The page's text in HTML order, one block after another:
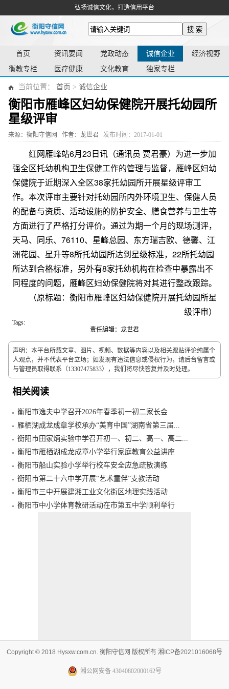
弘扬诚信文化，打造信用平台
搜 索
首页 资讯要闻 党政动态 诚信企业 经济视野
衡教专栏 医疗健康 文化教育 独家专栏
当前位置： 首页 > 诚信企业
衡阳市雁峰区妇幼保健院开展托幼园所
星级评审
来源：衡阳守信网 作者：龙世君 发布时间：2017-01-01
红网雁峰站6月23日讯（通讯员 贾君豪）为进一步加
强全区托幼机构卫生保健工作的管理与监督，雁峰区妇幼
保健院于近期深入全区38家托幼园所开展星级评审工
作。本次评审主要针对托幼园所内外环境卫生、保健人员
的配备与资质、活动设施的防护安全、膳食营养与卫生等
方面进行了严格打分评价。通过为期一个月的现场测评，
天马、同乐、76110、星峰总园、东方瑞吉欧、德馨、江
洲花园、星升等8所托幼园所达到星级标准，22所托幼园
所达到合格标准，另外有8家托幼机构在检查中暴露出不
同程度的问题，雁峰区妇幼保健院将对其进行整改跟踪。
（原标题：衡阳市雁峰区妇幼保健院开展托幼园所星
级评审）
Tags:
责任编辑：龙世君
声明：本平台所载文章、图片、视频、数据等内容以及相关跟贴评论纯属个
人观点，并不代表平台立场；如发现有违法信息或侵权行为，请后台留言或
与管理员取得联系（13307475833），我们将尽快答复并及时处理。
相关阅读
衡阳市逸夫中学召开2026年春季初一初二家长会
雁栖湖成龙成章学校承办“美育中国”湖南省第三届...
衡阳市田家炳实验中学召开初一、初二、高一、高二...
衡阳市雁栖湖成龙成章小学举行家庭教育公益讲座
衡阳市船山实验小学举行校车安全应急疏散演练
衡阳市第二十六中学开展“艺术童伴”支教活动
衡阳市三中开展建湘工业文化街区地理实践活动
衡阳市中小学体育教研活动在市第五中学顺利举行
Copyright © 2018 Hysxw.com.cn. 衡阳守信网 版权所有 湘ICP备2021016068号
湘公网安备 43040802000162号